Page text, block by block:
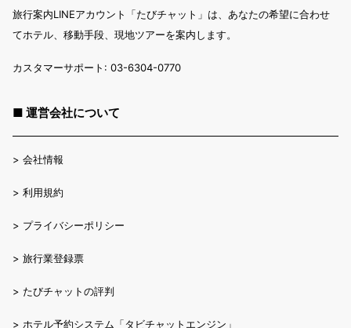
旅行案内LINEアカウント「たびチャット」は、あなたの希望に合わせ
てホテル、移動手段、現地ツアーを案内します。
カスタマーサポート: 03-6304-0770
■ 運営会社について
> 会社情報
> 利用規約
> プライバシーポリシー
> 旅行業登録票
> たびチャットの評判
> ホテル予約システム「タビチャットエンジン」